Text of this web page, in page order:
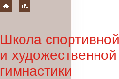
Школа спортивной
и художественной
гимнастики